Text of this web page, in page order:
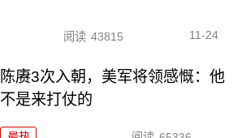
阅读 43815 11-24
陈赓3次入朝，美军将领感慨：他
不是来打仗的